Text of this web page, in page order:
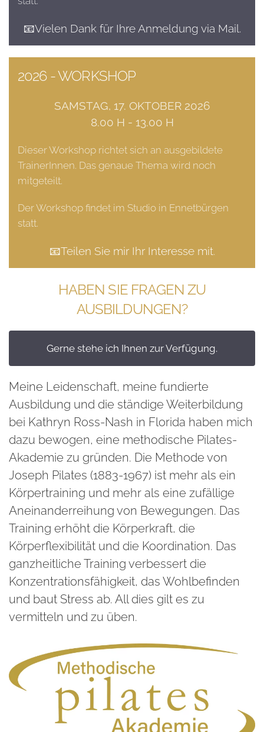
📧Vielen Dank für Ihre Anmeldung via Mail.
2026 - WORKSHOP
SAMSTAG, 17. OKTOBER 2026
8.00 H - 13.00 H
Dieser Workshop richtet sich an ausgebildete
TrainerInnen. Das genaue Thema wird noch
mitgeteilt.
Der Workshop findet im Studio in Ennetbürgen
statt.
📧Teilen Sie mir Ihr Interesse mit.
HABEN SIE FRAGEN ZU
AUSBILDUNGEN?
Gerne stehe ich Ihnen zur Verfügung.
Meine Leidenschaft, meine fundierte
Ausbildung und die ständige Weiterbildung
bei Kathryn Ross-Nash in Florida haben mich
dazu bewogen, eine methodische Pilates-
Akademie zu gründen. Die Methode von
Joseph Pilates (1883-1967) ist mehr als ein
Körpertraining und mehr als eine zufällige
Aneinanderreihung von Bewegungen. Das
Training erhöht die Körperkraft, die
Körperflexibilität und die Koordination. Das
ganzheitliche Training verbessert die
Konzentrationsfähigkeit, das Wohlbefinden
und baut Stress ab. All dies gilt es zu
vermitteln und zu üben.